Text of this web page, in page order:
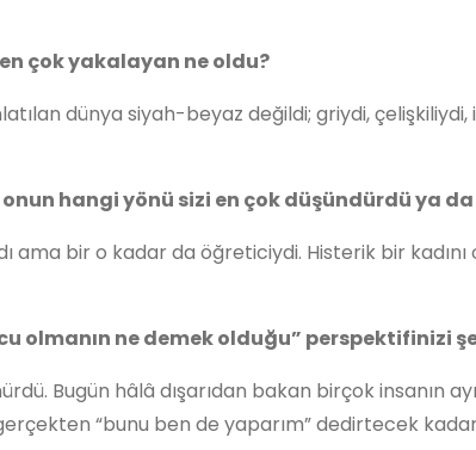
çok yakalayan ne oldu?
dünya siyah-beyaz değildi; griydi,
hangi yönü sizi en çok düşündürdü ya da
ama bir o kadar da öğreticiydi. Histerik bir
olmanın ne demek olduğu” perspektifinizi
Bugün hâlâ dışarıdan bakan birçok insanın
“bunu ben de yaparım” dedirtecek